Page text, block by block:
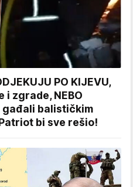
PO KIJEVU,
i zgrade, NEBO
gađali balističkim
bi sve rešio!